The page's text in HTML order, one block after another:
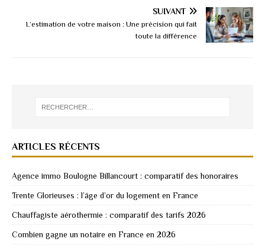
SUIVANT
L’estimation de votre maison : Une précision qui fait
toute la différence
ARTICLES RÉCENTS
Agence immo Boulogne Billancourt : comparatif des honoraires
Trente Glorieuses : l’âge d’or du logement en France
Chauffagiste aérothermie : comparatif des tarifs 2026
Combien gagne un notaire en France en 2026